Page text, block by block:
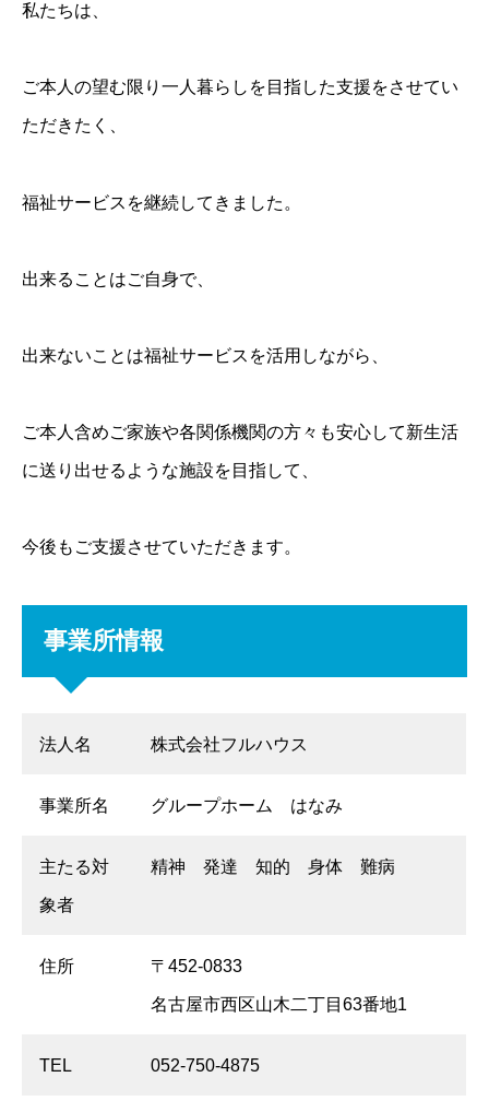
私たちは、
ご本人の望む限り一人暮らしを目指した支援をさせてい
ただきたく、
福祉サービスを継続してきました。
出来ることはご自身で、
出来ないことは福祉サービスを活用しながら、
ご本人含めご家族や各関係機関の方々も安心して新生活
に送り出せるような施設を目指して、
今後もご支援させていただきます。
事業所情報
法人名 株式会社フルハウス
事業所名 グループホーム はなみ
主たる対
象者
精神 発達 知的 身体 難病
住所 〒452-0833
名古屋市西区山木二丁目63番地1
TEL 052-750-4875